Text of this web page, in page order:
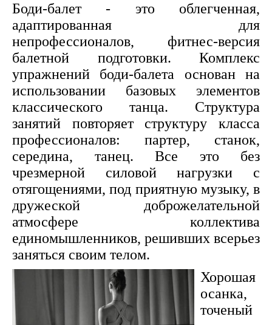
Боди-балет - это облегченная,
адаптированная для
непрофессионалов, фитнес-версия
балетной подготовки. Комплекс
упражнений боди-балета основан на
использовании базовых элементов
классического танца. Структура
занятий повторяет структуру класса
профессионалов: партер, станок,
середина, танец. Все это без
чрезмерной силовой нагрузки с
отягощениями, под приятную музыку, в
дружеской доброжелательной
атмосфере коллектива
единомышленников, решивших всерьез
заняться своим телом.
Хорошая
осанка,
точеный